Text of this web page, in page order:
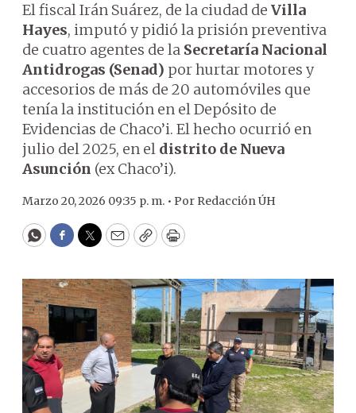
El fiscal Irán Suárez, de la ciudad de Villa
Hayes, imputó y pidió la prisión preventiva
de cuatro agentes de la Secretaría Nacional
Antidrogas (Senad) por hurtar motores y
accesorios de más de 20 automóviles que
tenía la institución en el Depósito de
Evidencias de Chaco’i. El hecho ocurrió en
julio del 2025, en el distrito de Nueva
Asunción (ex Chaco’i).
Marzo 20, 2026 09:35 p. m. • Por Redacción ÚH
WhatsApp
Facebook
Twitter
EmailCopyPrint